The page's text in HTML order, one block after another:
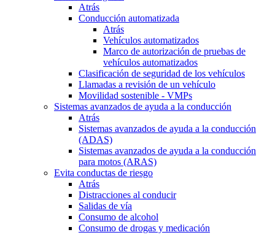
Atrás
Conducción automatizada
Atrás
Vehículos automatizados
Marco de autorización de pruebas de
vehículos automatizados
Clasificación de seguridad de los vehículos
Llamadas a revisión de un vehículo
Movilidad sostenible - VMPs
Sistemas avanzados de ayuda a la conducción
Atrás
Sistemas avanzados de ayuda a la conducción
(ADAS)
Sistemas avanzados de ayuda a la conducción
para motos (ARAS)
Evita conductas de riesgo
Atrás
Distracciones al conducir
Salidas de vía
Consumo de alcohol
Consumo de drogas y medicación